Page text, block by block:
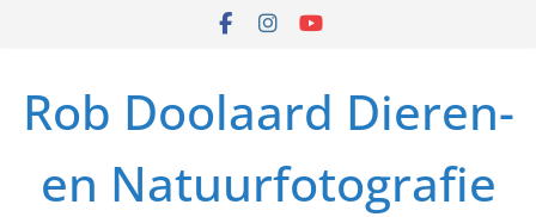
inhoud
Rob Doolaard Dieren-
en Natuurfotografie